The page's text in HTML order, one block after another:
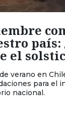
país:
el
verano en
para el
nacional.